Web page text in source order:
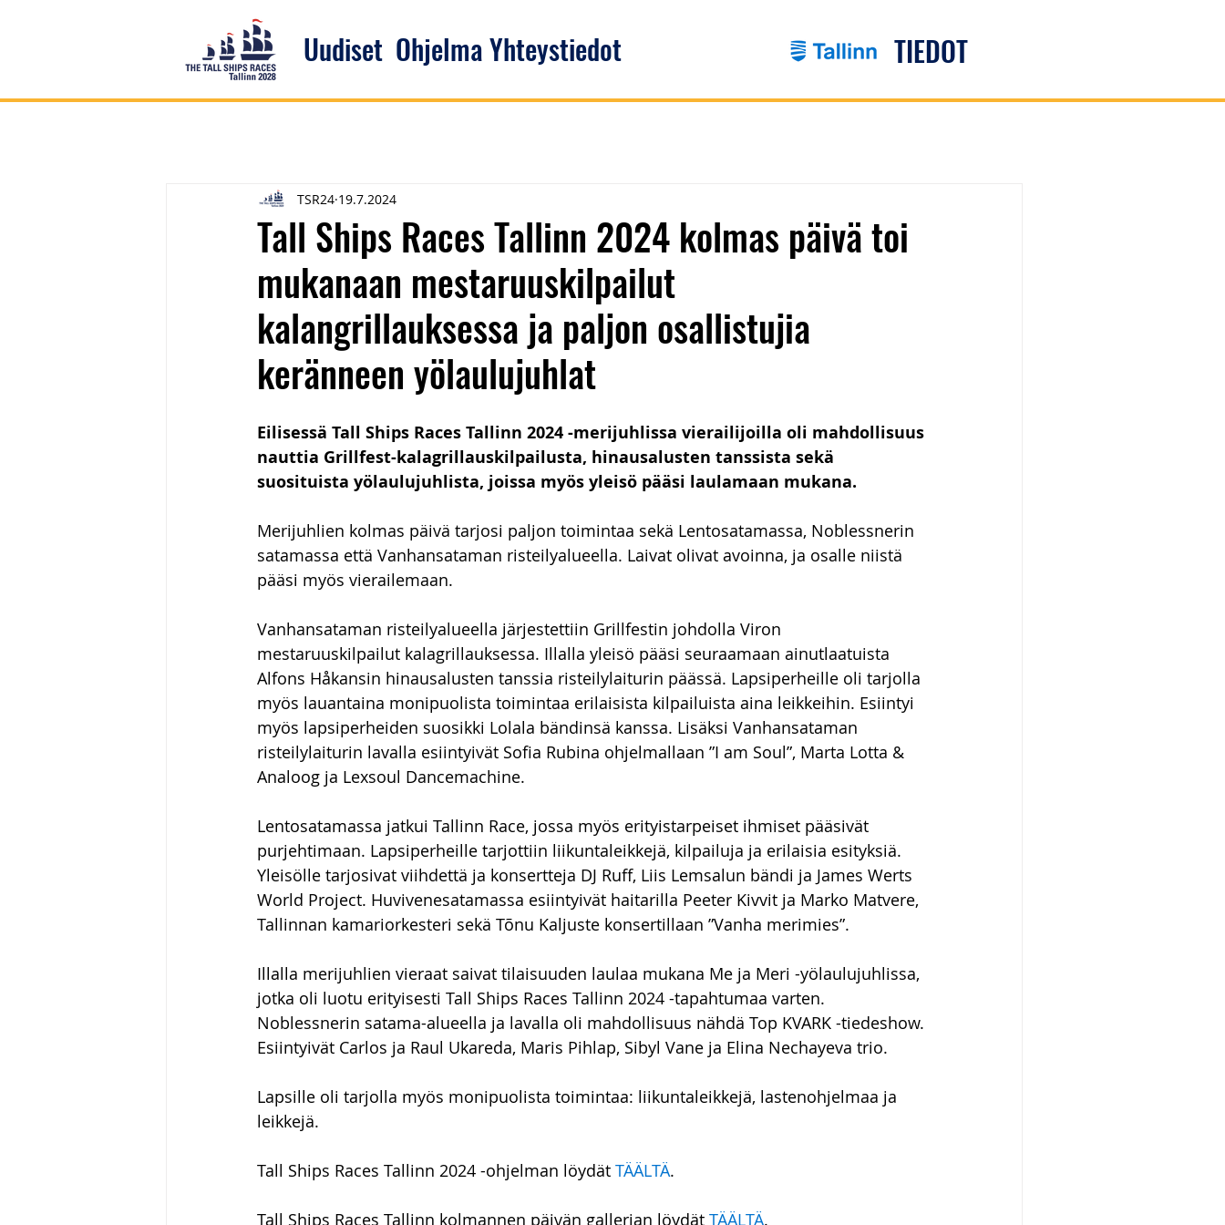
Uudiset OhjelmaYhteystiedot TIEDOT
Tall Ships Races Tallinn 2024 kolmas päivä toi
mukanaan mestaruuskilpailut
kalangrillauksessa ja paljon osallistujia
keränneen yölaulujuhlat
TSR24 19.7.2024
Eilisessä Tall Ships Races Tallinn 2024 -merijuhlissa vierailijoilla oli mahdollisuus
nauttia Grillfest-kalagrillauskilpailusta, hinausalusten tanssista sekä
suosituista yölaulujuhlista, joissa myös yleisö pääsi laulamaan mukana.
Merijuhlien kolmas päivä tarjosi paljon toimintaa sekä Lentosatamassa, Noblessnerin
satamassa että Vanhansataman risteilyalueella. Laivat olivat avoinna, ja osalle niistä
pääsi myös vierailemaan.
Vanhansataman risteilyalueella järjestettiin Grillfestin johdolla Viron
mestaruuskilpailut kalagrillauksessa. Illalla yleisö pääsi seuraamaan ainutlaatuista
Alfons Håkansin hinausalusten tanssia risteilylaiturin päässä. Lapsiperheille oli tarjolla
myös lauantaina monipuolista toimintaa erilaisista kilpailuista aina leikkeihin. Esiintyi
myös lapsiperheiden suosikki Lolala bändinsä kanssa. Lisäksi Vanhansataman
risteilylaiturin lavalla esiintyivät Sofia Rubina ohjelmallaan ”I am Soul”, Marta Lotta &
Analoog ja Lexsoul Dancemachine.
Lentosatamassa jatkui Tallinn Race, jossa myös erityistarpeiset ihmiset pääsivät
purjehtimaan. Lapsiperheille tarjottiin liikuntaleikkejä, kilpailuja ja erilaisia esityksiä.
Yleisölle tarjosivat viihdettä ja konsertteja DJ Ruff, Liis Lemsalun bändi ja James Werts
World Project. Huvivenesatamassa esiintyivät haitarilla Peeter Kivvit ja Marko Matvere,
Tallinnan kamariorkesteri sekä Tõnu Kaljuste konsertillaan ”Vanha merimies”.
Illalla merijuhlien vieraat saivat tilaisuuden laulaa mukana Me ja Meri -yölaulujuhlissa,
jotka oli luotu erityisesti Tall Ships Races Tallinn 2024 -tapahtumaa varten.
Noblessnerin satama-alueella ja lavalla oli mahdollisuus nähdä Top KVARK -tiedeshow.
Esiintyivät Carlos ja Raul Ukareda, Maris Pihlap, Sibyl Vane ja Elina Nechayeva trio.
Lapsille oli tarjolla myös monipuolista toimintaa: liikuntaleikkejä, lastenohjelmaa ja
leikkejä.
Tall Ships Races Tallinn 2024 -ohjelman löydät TÄÄLTÄ.
Tall Ships Races Tallinn kolmannen päivän gallerian löydät TÄÄLTÄ.